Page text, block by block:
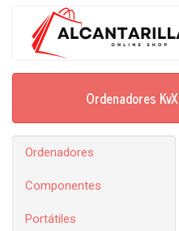
Ordenadores KvX
Ordenadores
Componentes
Portátiles